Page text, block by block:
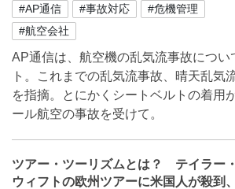
#AP通信 #事故対応
#危機管理
#航空会社
AP通信は、航空機の乱気流事故につい
ト。これまでの乱気流事故、晴天乱気
を指摘。とにかくシートベルトの着用
ール航空の事故を受けて。
ツアー・ツーリズムとは？ テイラー
ウィフトの欧州ツアーに米国人が殺到